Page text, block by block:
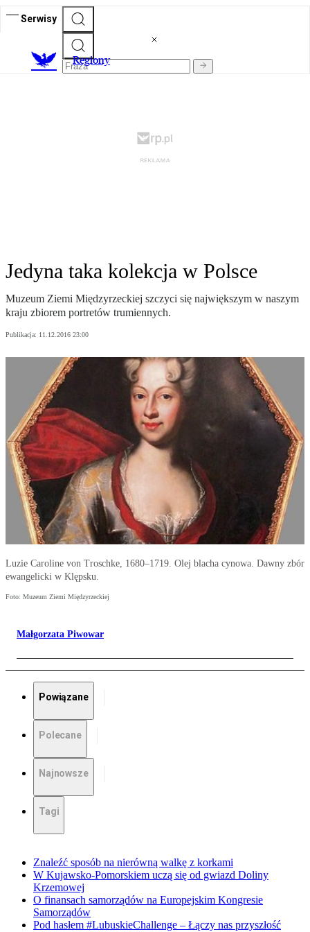
Serwisy
Regiony
Jedyna taka kolekcja w Polsce
Muzeum Ziemi Międzyrzeckiej szczyci się największym w naszym
kraju zbiorem portretów trumiennych.
Publikacja: 11.12.2016 23:00
Luzie Caroline von Troschke, 1680–1719. Olej blacha cynowa. Dawny zbór
ewangelicki w Klępsku.
Foto: Muzeum Ziemi Międzyrzeckiej
Małgorzata Piwowar
Powiązane
Polecane
Najnowsze
Tagi
Znaleźć sposób na nierówną walkę z korkami
W Kujawsko-Pomorskiem uczą się od gwiazd Doliny
Krzemowej
O finansach samorządów na Europejskim Kongresie
Samorządów
Pod hasłem #LubuskieChallenge – Łączy nas przyszłość